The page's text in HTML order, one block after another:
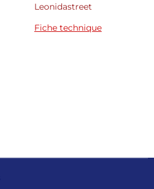
Leonidastreet
Fiche technique